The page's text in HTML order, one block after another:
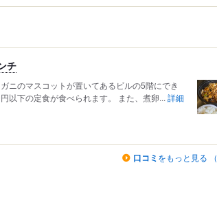
チ
ニのマスコットが置いてあるビルの5階にでき
以下の定食が食べられます。 また、煮卵... 詳細
口コミ をもっと見る （